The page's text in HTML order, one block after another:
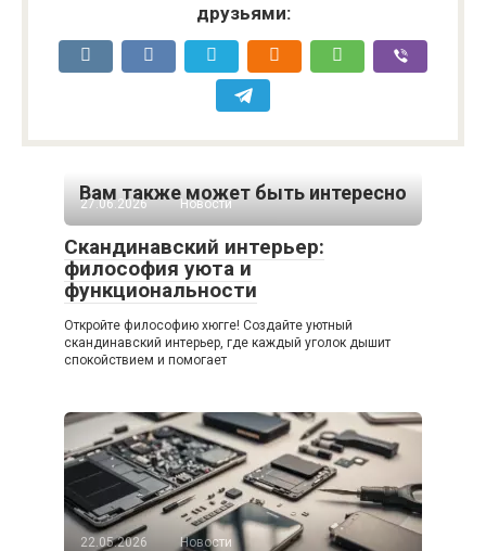
друзьями:
Вам также может быть интересно
27.06.2026 Новости
Скандинавский интерьер:
философия уюта и
функциональности
Откройте философию хюгге! Создайте уютный
скандинавский интерьер, где каждый уголок дышит
спокойствием и помогает
22.05.2026 Новости